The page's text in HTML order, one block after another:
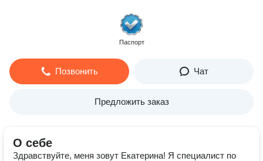
Паспорт
Позвонить Чат
Предложить заказ
О себе
Здравствуйте, меня зовут Екатерина! Я специалист по